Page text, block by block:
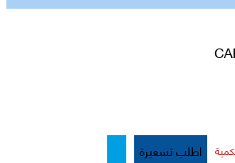
اطلب تسعيرة